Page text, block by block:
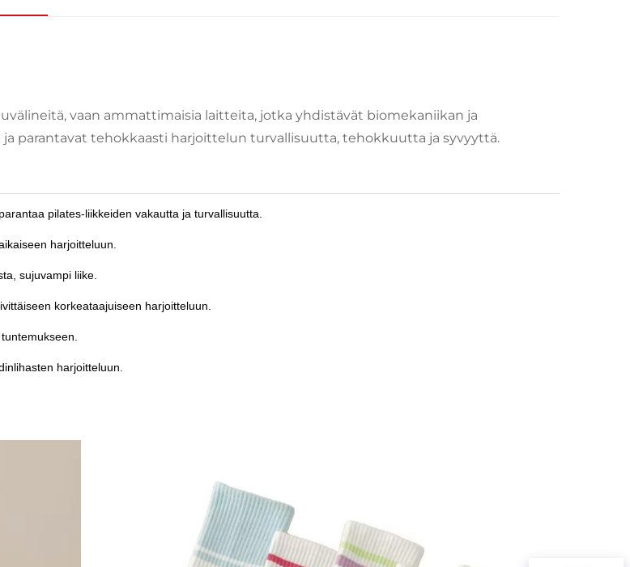
vaan ammattimaisia laitteita, jotka yhdistävät biomekaniikan ja
parantavat tehokkaasti harjoittelun turvallisuutta, tehokkuutta ja syvyyttä.
pilates-liikkeiden vakautta ja turvallisuutta.
harjoitteluun.
sujuvampi liike.
korkeataajuiseen harjoitteluun.
harjoitteluun.